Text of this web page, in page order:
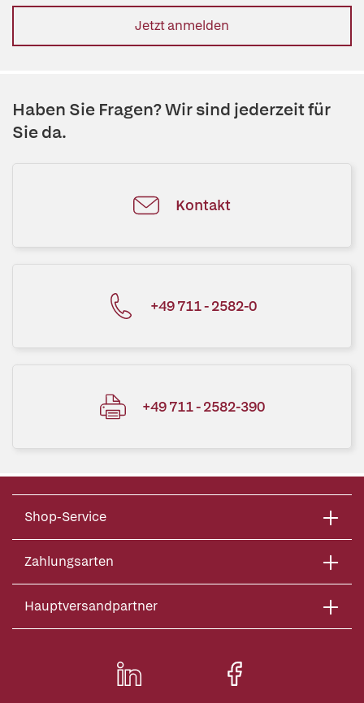
Jetzt anmelden
Haben Sie Fragen? Wir sind jederzeit für
Sie da.
Kontakt
+49 711 - 2582-0
+49 711 - 2582-390
Shop-Service
Zahlungsarten
Hauptversandpartner